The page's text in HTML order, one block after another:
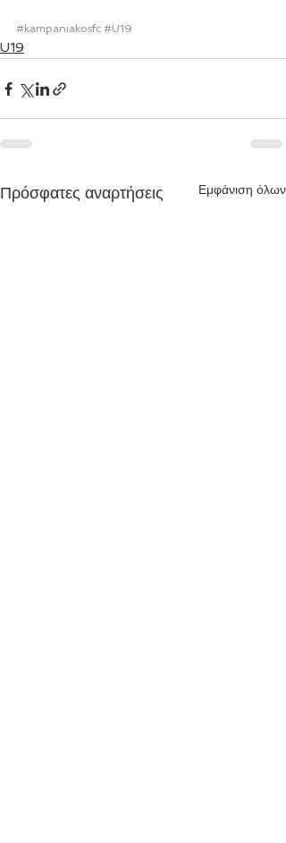
#kampaniakosfc #U19
U19
Πρόσφατες αναρτήσεις Εμφάνιση όλων